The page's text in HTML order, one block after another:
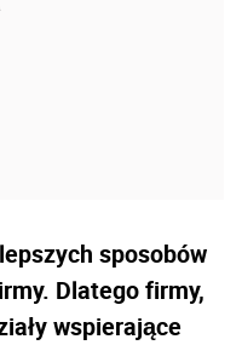
sposobów
Dlatego firmy,
wspierające